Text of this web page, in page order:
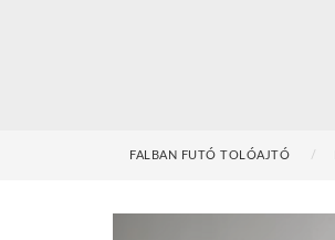
FALBAN FUTÓ TOLÓAJTÓ